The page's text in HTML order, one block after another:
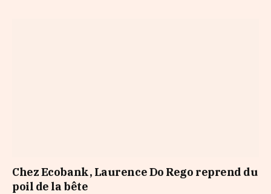
Chez Ecobank, Laurence Do Rego reprend du
poil de la bête